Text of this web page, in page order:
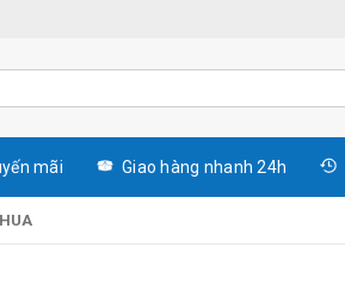
mãi Giao hàng nhanh 24h